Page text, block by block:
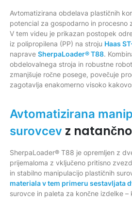
Avtomatizirana obdelava plastičnih
potencial za gospodarno in procesno
V tem videu je prikazan postopek
iz polipropilena (PP) na stroju Haas
naprave SherpaLoader® T88.
obdelovalnega stroja in robustne
zmanjšuje ročne posege, povečuje
zagotavlja enakomerno visoko
Avtomatizirana
surovcev z
SherpaLoader® T88 je opremljen z
prijemaloma z vključeno pritisno
in stabilno manipulacijo plastičnih
materiala v tem primeru sestavljata
surovce in paleta za končne izdelke –